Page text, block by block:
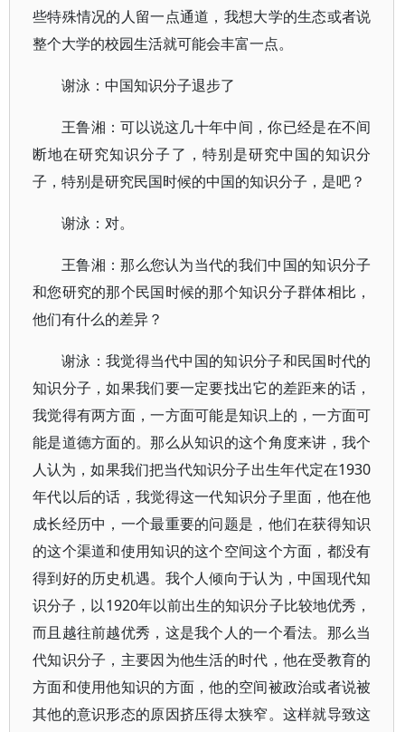
些特殊情况的人留一点通道，我想大学的生态或者说
整个大学的校园生活就可能会丰富一点。
谢泳：中国知识分子退步了
王鲁湘：可以说这几十年中间，你已经是在不间
断地在研究知识分子了，特别是研究中国的知识分
子，特别是研究民国时候的中国的知识分子，是吧？
谢泳：对。
王鲁湘：那么您认为当代的我们中国的知识分子
和您研究的那个民国时候的那个知识分子群体相比，
他们有什么的差异？
谢泳：我觉得当代中国的知识分子和民国时代的
知识分子，如果我们要一定要找出它的差距来的话，
我觉得有两方面，一方面可能是知识上的，一方面可
能是道德方面的。那么从知识的这个角度来讲，我个
人认为，如果我们把当代知识分子出生年代定在1930
年代以后的话，我觉得这一代知识分子里面，他在他
成长经历中，一个最重要的问题是，他们在获得知识
的这个渠道和使用知识的这个空间这个方面，都没有
得到好的历史机遇。我个人倾向于认为，中国现代知
识分子，以1920年以前出生的知识分子比较地优秀，
而且越往前越优秀，这是我个人的一个看法。那么当
代知识分子，主要因为他生活的时代，他在受教育的
方面和使用他知识的方面，他的空间被政治或者说被
其他的意识形态的原因挤压得太狭窄。这样就导致这